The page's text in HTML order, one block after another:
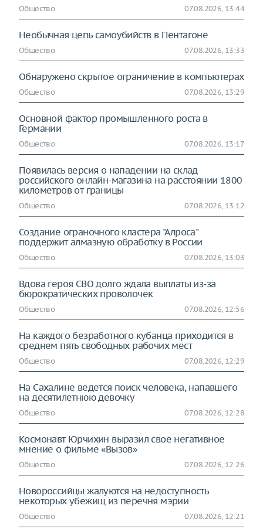
Общество 07.08.2026, 13:44
Необычная цепь самоубийств в Пентагоне
Общество 07.08.2026, 13:33
Обнаружено скрытое ограничение в компьютерах
Общество 07.08.2026, 13:29
Основной фактор промышленного роста в
Германии
Общество 07.08.2026, 13:17
Появилась версия о нападении на склад
российского онлайн-магазина на расстоянии 1800
километров от границы
Общество 07.08.2026, 13:12
Создание ограночного кластера "Алроса"
поддержит алмазную обработку в России
Общество 07.08.2026, 13:03
Вдова героя СВО долго ждала выплаты из-за
бюрократических проволочек
Общество 07.08.2026, 12:56
На каждого безработного кубанца приходится в
среднем пять свободных рабочих мест
Общество 07.08.2026, 12:29
На Сахалине ведется поиск человека, напавшего
на десятилетнюю девочку
Общество 07.08.2026, 12:28
Космонавт Юрчихин выразил своё негативное
мнение о фильме «Вызов»
Общество 07.08.2026, 12:26
Новороссийцы жалуются на недоступность
некоторых убежищ из перечня мэрии
Общество 07.08.2026, 12:21